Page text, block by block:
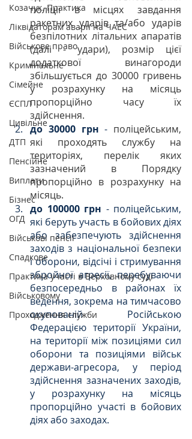
Козачук. Практика
Ліквідаторам аварії на ЧАЕС
Військове право
Кримінальне
Сімейне
ЄСПЛ
Цивільне
ДТП
Пенсійне
Виплати
Бізнес
ОГД
Військові пенсії
Спадкове
Практика участі в Верховному суді
Військовому
Проходження служби
поліції в місцях завдання
ракетних ударів та/або ударів
безпілотних літальних апаратів
(далі - удари), розмір цієї
додаткової винагороди
збільшується до 30000 гривень
у розрахунку на місяць
пропорційно часу їх
здійснення.
до 30000 грн - поліцейським,
які проходять службу на
територіях, перелік яких
зазначений в Порядку
пропорційно в розрахунку на
місяць.
до 100000 грн - поліцейським,
які беруть участь в бойових діях
або забезпечують здійснення
заходів з національної безпеки
і оборони, відсічі і стримування
збройної агресії, перебуваючи
безпосередньо в районах їх
ведення, зокрема на тимчасово
окупованій Російською
Федерацією території України,
на території між позиціями сил
оборони та позиціями військ
держави-агресора, у період
здійснення зазначених заходів,
у розрахунку на місяць
пропорційно участі в бойових
діях або заходах.